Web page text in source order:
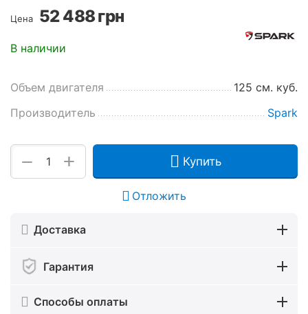
Цена 52 488грн
В наличии
Объем двигателя
125 см. куб.
Производитель
Spark
+
− Купить
Отложить
Доставка
Гарантия
Способы оплаты